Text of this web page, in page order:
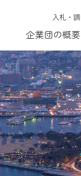
企業団の概要
入札・